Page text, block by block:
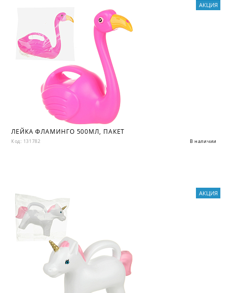
ЛЕЙКА ФЛАМИНГО 500МЛ, ПАКЕТ
Код: 131782 В наличии
АКЦИЯ
АКЦИЯ